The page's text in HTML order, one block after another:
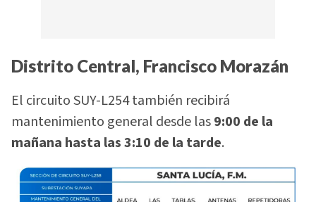
Distrito Central, Francisco Morazán
El circuito SUY-L254 también recibirá
mantenimiento general desde las9:00 de la
mañana hasta las 3:10 de la tarde.